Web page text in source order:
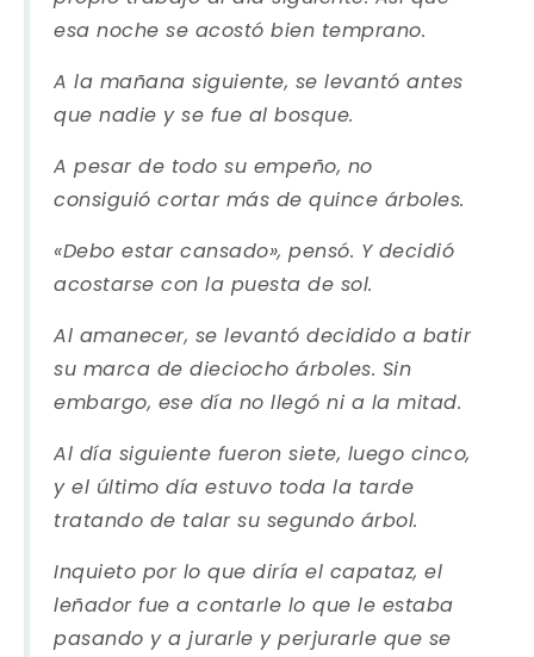
esa noche se acostó bien temprano.
A la mañana siguiente, se levantó antes
que nadie y se fue al bosque.
A pesar de todo su empeño, no
consiguió cortar más de quince árboles.
«Debo estar cansado», pensó. Y decidió
acostarse con la puesta de sol.
Al amanecer, se levantó decidido a batir
su marca de dieciocho árboles. Sin
embargo, ese día no llegó ni a la mitad.
Al día siguiente fueron siete, luego cinco,
y el último día estuvo toda la tarde
tratando de talar su segundo árbol.
Inquieto por lo que diría el capataz, el
leñador fue a contarle lo que le estaba
pasando y a jurarle y perjurarle que se